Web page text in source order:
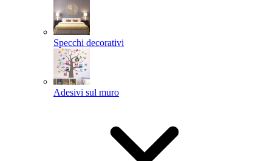
Specchi decorativi
Adesivi sul muro